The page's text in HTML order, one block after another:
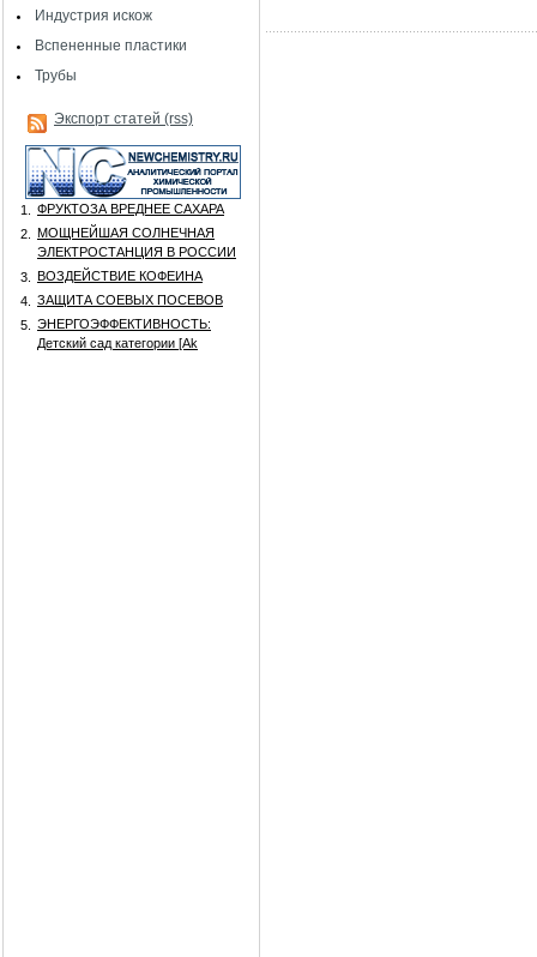
Индустрия искож
Вспененные пластики
Трубы
Экспорт статей (rss)
1.
ФРУКТОЗА ВРЕДНЕЕ САХАРА
2.
МОЩНЕЙШАЯ СОЛНЕЧНАЯ
ЭЛЕКТРОСТАНЦИЯ В РОССИИ
3.
ВОЗДЕЙСТВИЕ КОФЕИНА
4.
ЗАЩИТА СОЕВЫХ ПОСЕВОВ
5.
ЭНЕРГОЭФФЕКТИВНОСТЬ:
Детский сад категории [Аk